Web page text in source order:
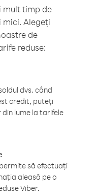
mult timp de
Alegeți
de
reduse:
dvs. când
credit, puteți
lume la tarifele
să efectuați
aleasă pe o
Viber.